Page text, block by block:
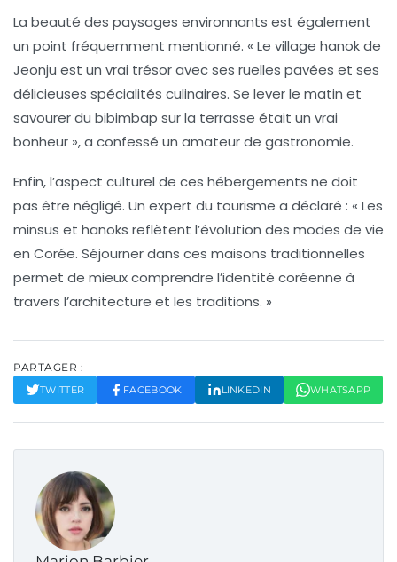
La beauté des paysages environnants est également
un point fréquemment mentionné. « Le village hanokde
Jeonju est un vrai trésor avec ses ruelles pavées et ses
délicieuses spécialités culinaires. Se lever le matin et
savourer du bibimbap sur la terrasse était un vrai
bonheur », a confessé un amateur de gastronomie.
Enfin, l’aspect culturel de ces hébergements ne doit
pas être négligé. Un expert du tourisme a déclaré : « Les
minsus et hanoks reflètent l’évolution des modes de vie
en Corée. Séjourner dans ces maisons traditionnelles
permet de mieux comprendre l’identité coréenne à
travers l’architecture et les traditions. »
PARTAGER :
TWITTER FACEBOOK LINKEDIN WHATSAPP